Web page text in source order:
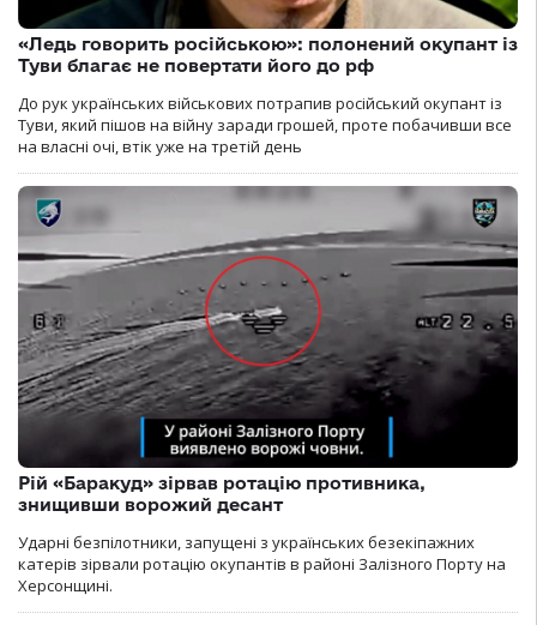
«Ледь говорить російською»: полонений окупант із
Туви благає не повертати його до рф
До рук українських військових потрапив російський окупант із
Туви, який пішов на війну заради грошей, проте побачивши все
на власні очі, втік уже на третій день
Рій «Баракуд» зірвав ротацію противника,
знищивши ворожий десант
Ударні безпілотники, запущені з українських безекіпажних
катерів зірвали ротацію окупантів в районі Залізного Порту на
Херсонщині.